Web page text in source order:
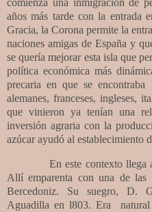
comienza una inmigración de
años más tarde con la entrada
Gracia, la Corona permite la
naciones amigas de España y
se quería mejorar esta isla que
política económica más
precaria en que se
alemanes, franceses, ingleses,
que vinieron ya tenían una
inversión agraria con la
azúcar ayudó al establecimiento
En este contexto
Allí emparenta con una de
Bercedoniz. Su suegro, D.
Aguadilla en l803. Era